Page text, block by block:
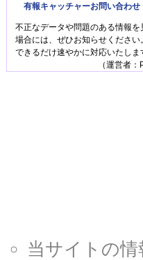
有報キャッチャーお問い合わせ
不正なデータや問題のある情報を
場合には、ぜひお知らせください。
できるだけ速やかに対応いたしま
（運営者：
当サイトの